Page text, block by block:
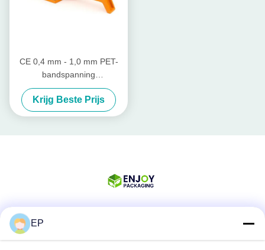
CE 0,4 mm - 1,0 mm PET-
bandspanning
Spanningsophanger
Snijdspanning voor plastic
bandspanning
Krijg Beste Prijs
EP